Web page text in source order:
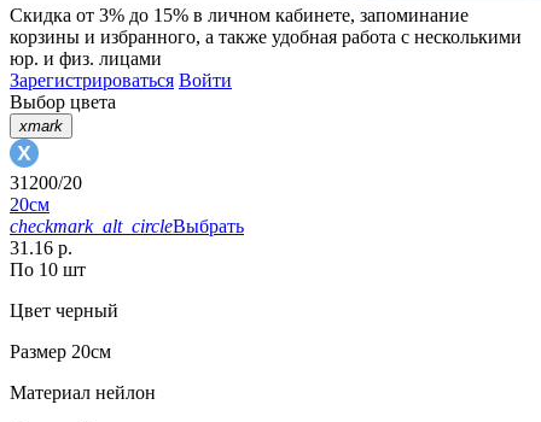
Скидка от 3% до 15% в личном кабинете, запоминание
корзины и избранного, а также удобная работа с несколькими
юр. и физ. лицами
Зарегистрироваться Войти
Выбор цвета
xmark
31200/20
20см
checkmark_alt_circleВыбрать
31.16 р.
По 10 шт
Цвет черный
Размер 20см
Материал нейлон